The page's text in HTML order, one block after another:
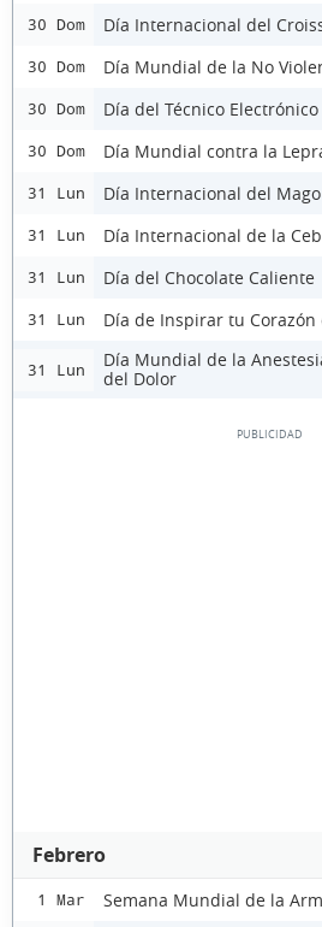
30 Dom Día Internacional del
30 Dom Día Mundial de la No
30 Dom Día del Técnico Electrónico
30 Dom Día Mundial contra la
31 Lun Día Internacional del Mago
31 Lun Día Internacional de la
31 Lun Día del Chocolate Caliente
31 Lun Día de Inspirar tu Corazón
31 Lun
Día Mundial de la
del Dolor
Febrero
1 Mar Semana Mundial de la